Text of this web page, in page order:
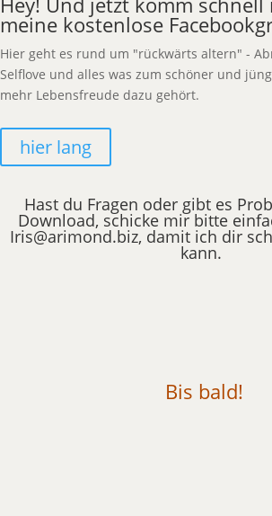
meine kostenlose
Hier geht es rund um "rückwärts altern" -
Selflove und alles was zum schöner und
mehr Lebensfreude dazu gehört.
hier lang
Hast du Fragen oder gibt es
Download, schicke mir bitte
Iris@arimond.biz, damit ich dir
kann.
Bis bald!